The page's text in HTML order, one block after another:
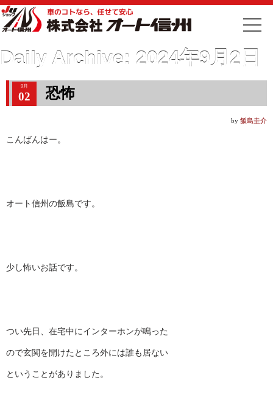
Daily Archive: 2024年9月2日
9月
02 恐怖
by 飯島圭介
こんばんはー。
オート信州の飯島です。
少し怖いお話です。
つい先日、在宅中にインターホンが鳴った
ので玄関を開けたところ外には誰も居ない
ということがありました。